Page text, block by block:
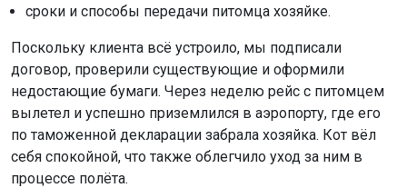
сроки и способы передачи питомца хозяйке.
Поскольку клиента всё устроило, мы подписали
договор, проверили существующие и оформили
недостающие бумаги. Через неделю рейс с питомцем
вылетел и успешно приземлился в аэропорту, где его
по таможенной декларации забрала хозяйка. Кот вёл
себя спокойной, что также облегчило уход за ним в
процессе полёта.